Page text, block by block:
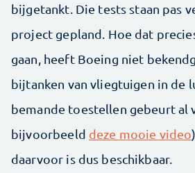
bijgetankt. Die tests staan pas
project gepland. Hoe dat
gaan, heeft Boeing niet
bijtanken van vliegtuigen in de
bemande toestellen gebeurt al
bijvoorbeeld deze mooie video
daarvoor is dus beschikbaar.